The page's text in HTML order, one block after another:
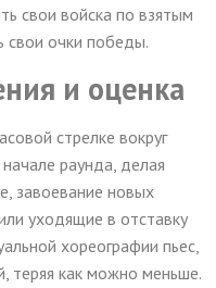
свои войска по взятым
свои очки победы.
и оценка
стрелке вокруг
раунда, делая
завоевание новых
уходящие в отставку
хореографии пьес,
теряя как можно меньше.